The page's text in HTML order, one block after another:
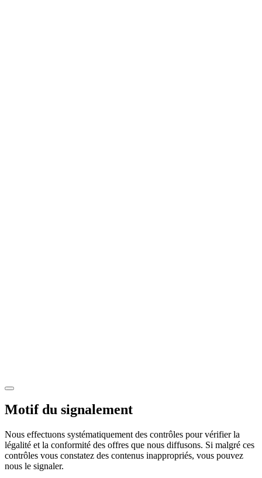
Motif du signalement
Nous effectuons systématiquement des contrôles pour vérifier la
légalité et la conformité des offres que nous diffusons. Si malgré ces
contrôles vous constatez des contenus inappropriés, vous pouvez
nous le signaler.